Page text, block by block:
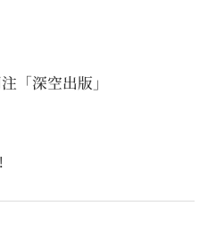
「深空出版 」